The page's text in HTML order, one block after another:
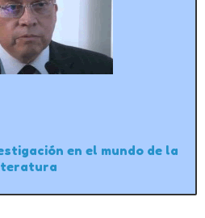
en el mundo de la